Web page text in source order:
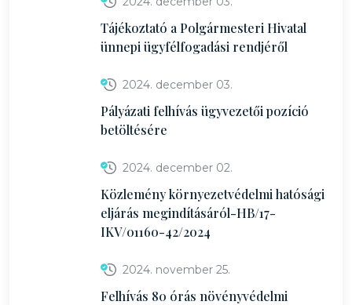
Tájékoztató a Polgármesteri Hivatal
ünnepi ügyfélfogadási rendjéről
2024. december 03.
Pályázati felhívás ügyvezetői pozíció
betöltésére
2024. december 02.
Közlemény környezetvédelmi hatósági
eljárás megindításáról-HB/17-
IKV/01160-42/2024
2024. november 25.
Felhívás 80 órás növényvédelmi